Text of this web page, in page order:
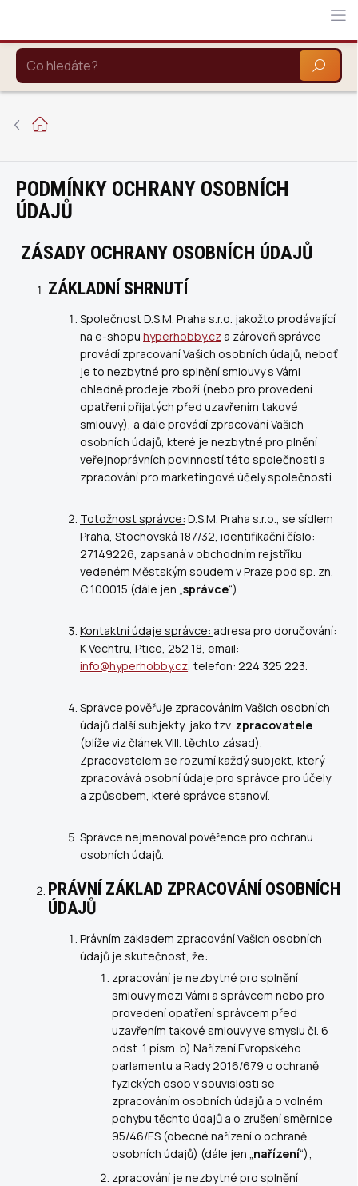
obsah
HLEDAT
Domů
PODMÍNKY OCHRANY OSOBNÍCH
ÚDAJŮ
ZÁSADY OCHRANY OSOBNÍCH ÚDAJŮ
ZÁKLADNÍ SHRNUTÍ
SpolečnostD.S.M. Praha s.r.o. jakožto prodávající
na e-shopu hyperhobby.cz a zároveň správce
provádí zpracování Vašich osobních údajů, neboť
je to nezbytné pro splnění smlouvy s Vámi
ohledně prodeje zboží (nebo pro provedení
opatření přijatých před uzavřením takové
smlouvy), a dále provádí zpracování Vašich
osobních údajů, které je nezbytné pro plnění
veřejnoprávních povinností této společnosti a
zpracování pro marketingové účely společnosti.
Totožnost správce: D.S.M. Praha s.r.o., se sídlem
Praha, Stochovská 187/32, identifikační číslo:
27149226, zapsaná v obchodním rejstříku
vedeném Městským soudem v Praze pod sp. zn.
C 100015 (dále jen „správce“).
Kontaktní údaje správce: adresa pro doručování:
K Vechtru, Ptice, 252 18, email:
info@hyperhobby.cz, telefon: 224 325 223.
Správce pověřuje zpracováním Vašich osobních
údajů další subjekty, jako tzv. zpracovatele
(blíže viz článek VIII. těchto zásad).
Zpracovatelem se rozumí každý subjekt, který
zpracovává osobní údaje pro správce pro účely
a způsobem, které správce stanoví.
Správce nejmenoval pověřence pro ochranu
osobních údajů.
PRÁVNÍ ZÁKLAD ZPRACOVÁNÍ OSOBNÍCH
ÚDAJŮ
Právním základem zpracování Vašich osobních
údajů je skutečnost, že:
zpracování je nezbytné pro splnění
smlouvy mezi Vámi a správcem nebo pro
provedení opatření správcem před
uzavřením takové smlouvy ve smyslu čl. 6
odst. 1 písm. b) Nařízení Evropského
parlamentu a Rady 2016/679 o ochraně
fyzických osob v souvislosti se
zpracováním osobních údajů a o volném
pohybu těchto údajů a o zrušení směrnice
95/46/ES (obecné nařízení o ochraně
osobních údajů) (dále jen „nařízení“);
zpracování je nezbytné pro splnění